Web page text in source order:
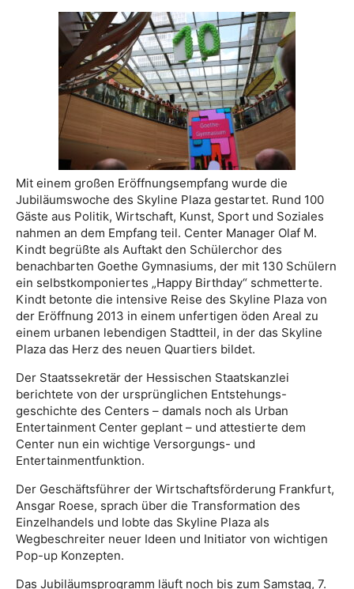
Mit einem großen Eröffnungsempfang wurde die
Jubiläumswoche des Skyline Plaza gestartet. Rund 100
Gäste aus Politik, Wirtschaft, Kunst, Sport und Soziales
nahmen an dem Empfang teil. Center Manager Olaf M.
Kindt begrüßte als Auftakt den Schülerchor des
benachbarten Goethe Gymnasiums, der mit 130 Schülern
ein selbstkomponiertes „Happy Birthday“ schmetterte.
Kindt betonte die intensive Reise des Skyline Plaza von
der Eröffnung 2013 in einem unfertigen öden Areal zu
einem urbanen lebendigen Stadtteil, in der das Skyline
Plaza das Herz des neuen Quartiers bildet.
Der Staatssekretär der Hessischen Staatskanzlei
berichtete von der ursprünglichen Entstehungs-
geschichte des Centers – damals noch als Urban
Entertainment Center geplant – und attestierte dem
Center nun ein wichtige Versorgungs- und
Entertainmentfunktion.
Der Geschäftsführer der Wirtschaftsförderung Frankfurt,
Ansgar Roese, sprach über die Transformation des
Einzelhandels und lobte das Skyline Plaza als
Wegbeschreiter neuer Ideen und Initiator von wichtigen
Pop-up Konzepten.
Das Jubiläumsprogramm läuft noch bis zum Samstag, 7.